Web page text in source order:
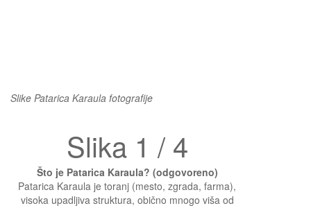
Slike Patarica Karaula fotografije
Slika 1 / 4
Što je Patarica Karaula? (odgovoreno)
Patarica Karaula je toranj (mesto, zgrada, farma),
visoka upadljiva struktura, obično mnogo viša od